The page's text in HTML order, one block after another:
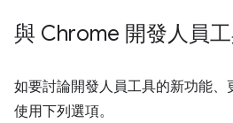
與 Chrome 開發人員
如要討論開發人員工具的新功能
使用下列選項。